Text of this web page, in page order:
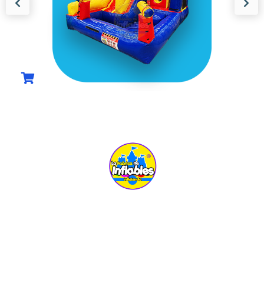
$28,599.00
(0)
COMPRAR AHORA